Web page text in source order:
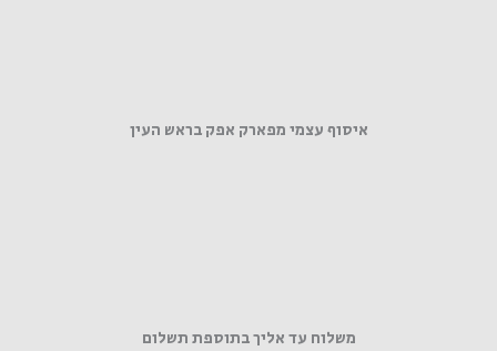
איסוף עצמי מפארק אפק בראש העין
משלוח עד אליך בתוספת תשלום